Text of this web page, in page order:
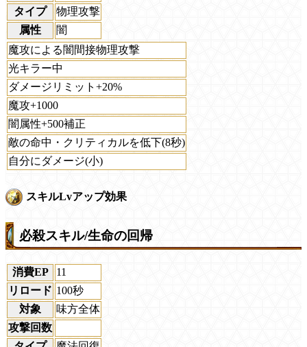
タイプ
物理攻撃
属性
闇
魔攻による闇間接物理攻撃
光キラー中
ダメージリミット+20%
魔攻+1000
闇属性+500補正
敵の命中・クリティカルを低下(8秒)
自分にダメージ(小)
スキルLvアップ効果
必殺スキル/生命の回帰
消費EP
11
リロード 100秒
対象
味方全体
攻撃回数